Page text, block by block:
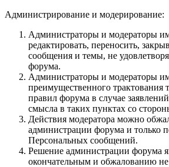
Администрирование и модерирование:
Администраторы и модераторы
редактировать, переносить,
сообщения и темы, не
форума.
Администраторы и модераторы
преимущественного трактования
правил форума в случае
смысла в таких пунктах со
Действия модератора можно
администрации форума и только
Персональных сообщений.
Решение администрации форума
окончательным и обжалованию